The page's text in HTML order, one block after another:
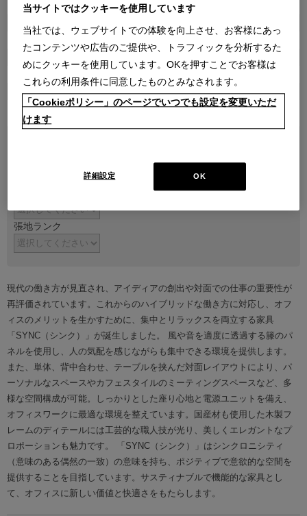
￥682,000～ ￥1,199,000
在庫
受注生産
張地ランク
現代の働き方が見直され、アイディアの創出や対面での仕事の重要性が
再評価されています。これからのハイブリッドな働き方に対応し、オフ
ィスのメリットを生かすために、集中とリラックスを両立する家具
「SYNC（シンク）」が誕生しました。 風や音を適度に透過する籐のパ
ネルを使用し、人の気配を感じながらも集中できる環境を提供します。
また、単体、背中合わせ、テーブルを挟んだ対面レイアウトにより、パ
ーソナルなスペースやカフェスタイルのミーティングスペースなど、多
様な空間構成が可能。しっかりとした座り心地と電源ユニットを備え、
オフィスワークに最適な環境を整えています。国産材も使用した木製フ
レームのディテールには工芸的な職人技が光り、美しくエレガントなプ
ロポーションも魅力です。 「SYNC（シンク）」はシンクロニシティ
（意味のある偶然の一致）の意味を持ち、ポジティブで意欲的な空間を
提供することを目指しています。サスティナブルで機能的な家具とし
て、オフィスに新しい価値と快適さをもたらします。
当サイトではクッキーを使用しています
当社では、ウェブサイトでの体験を向上させ、お客様にあっ
たコンテンツや広告のご提供や、トラフィックを分析するた
めにクッキーを使用しています。OKを押すことでお客様は
これらの利用条件に同意したものとみなされます。
「Cookieポリシー」のページでいつでも設定を変更いただ
けます
OK
詳細設定